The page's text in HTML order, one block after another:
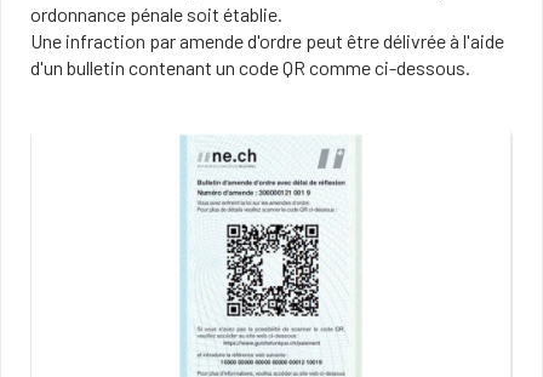
ordonnance pénale soit établie.
Une infraction par amende d'ordre peut être délivrée à l'aide
d'un bulletin contenant un code QR comme ci-dessous.